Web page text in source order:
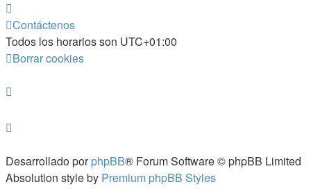
Contáctenos
Todos los horarios son UTC+01:00
Borrar cookies
Desarrollado porphpBB® Forum Software © phpBB Limited
Absolution style by Premium phpBB Styles